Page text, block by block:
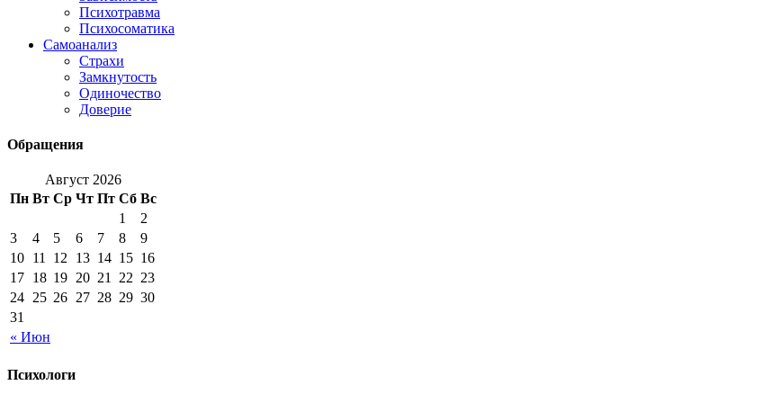
Психотравма
Психосоматика
Самоанализ
Страхи
Замкнутость
Одиночество
Доверие
Обращения
Август 2026
Пн Вт Ср Чт Пт Сб Вс
« Июн
1
2
3
4 5 6 7 8
9
10 11 12 13 14 15 16
17 18 19 20 21 22 23
24 25 26 27 28 29 30
31
Психологи